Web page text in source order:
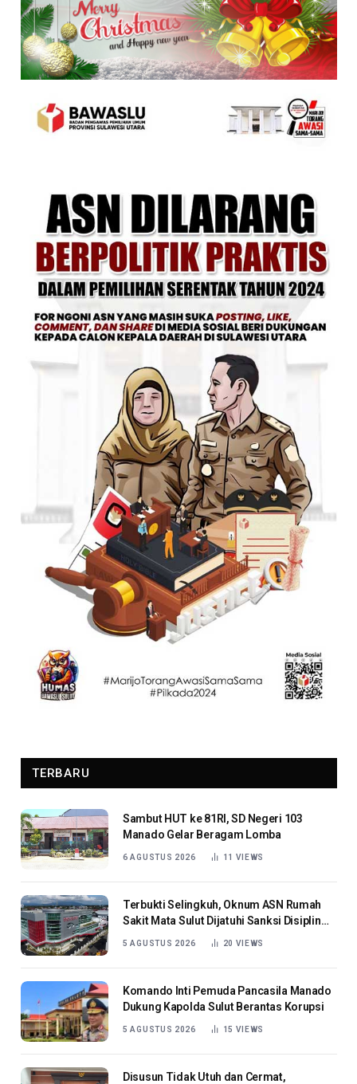
TERBARU
Sambut HUT ke 81RI, SD Negeri 103
Manado Gelar Beragam Lomba
6 AGUSTUS 2026 11 VIEWS
Terbukti Selingkuh, Oknum ASN Rumah
Sakit Mata Sulut Dijatuhi Sanksi Disiplin
5 AGUSTUS 2026 20 VIEWS
Komando Inti Pemuda Pancasila Manado
Dukung Kapolda Sulut Berantas Korupsi
5 AGUSTUS 2026 15 VIEWS
Disusun Tidak Utuh dan Cermat,